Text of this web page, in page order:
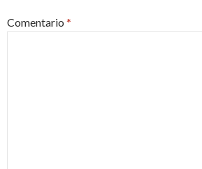
Comentario *